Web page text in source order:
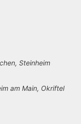
Steinheim
am Main, Okriftel